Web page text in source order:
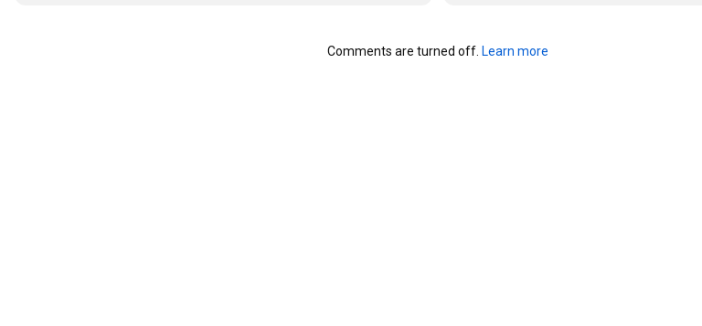
Comments are turned off. Learn more